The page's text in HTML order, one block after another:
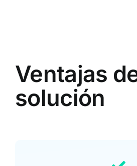
Ventajas
solución